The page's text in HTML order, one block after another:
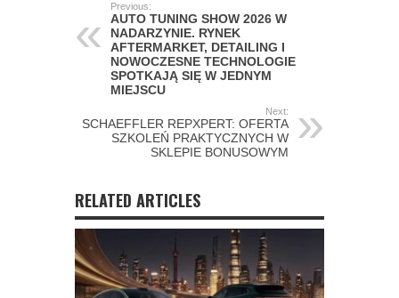
Previous:
AUTO TUNING SHOW 2026 W
NADARZYNIE. RYNEK
AFTERMARKET, DETAILING I
NOWOCZESNE TECHNOLOGIE
SPOTKAJĄ SIĘ W JEDNYM
MIEJSCU
Next:
SCHAEFFLER REPXPERT: OFERTA
SZKOLEŃ PRAKTYCZNYCH W
SKLEPIE BONUSOWYM
RELATED ARTICLES